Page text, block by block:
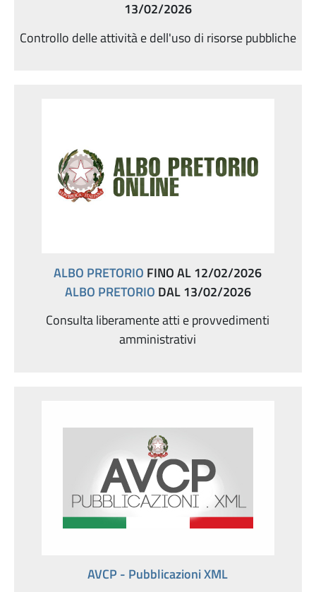
13/02/2026
Controllo delle attività e dell'uso di risorse pubbliche
ALBO PRETORIO FINO AL 12/02/2026
ALBO PRETORIO DAL 13/02/2026
Consulta liberamente atti e provvedimenti
amministrativi
AVCP - Pubblicazioni XML